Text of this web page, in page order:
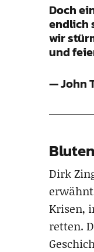
Doch
endlich
wir
und
— John
Dirk
Krisen,
retten.